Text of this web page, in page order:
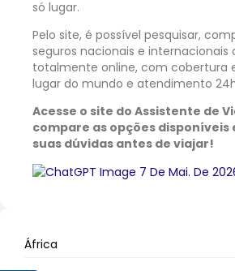
só lugar.
Pelo site, é possível pesquisar,
seguros nacionais e internacionais
totalmente online, com cobertura
lugar do mundo e atendimento
Acesse o site do Assistente de
compare as opções disponíveis
suas dúvidas antes de viajar!
África